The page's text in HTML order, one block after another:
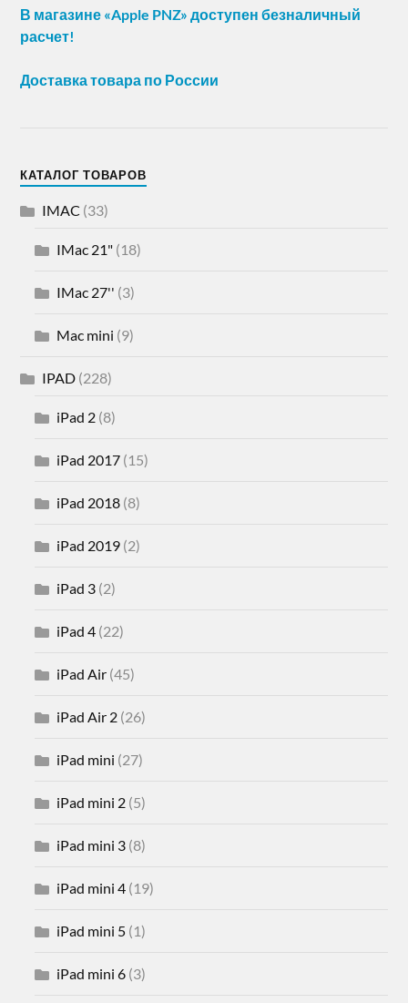
В магазине «Apple PNZ» доступен безналичный
расчет!
Доставка товара по России
КАТАЛОГ ТОВАРОВ
IMAC (33)
IMac 21" (18)
IMac 27'' (3)
Mac mini (9)
IPAD (228)
iPad 2 (8)
iPad 2017 (15)
iPad 2018 (8)
iPad 2019 (2)
iPad 3 (2)
iPad 4 (22)
iPad Air (45)
iPad Air 2 (26)
iPad mini (27)
iPad mini 2 (5)
iPad mini 3 (8)
iPad mini 4 (19)
iPad mini 5 (1)
iPad mini 6 (3)